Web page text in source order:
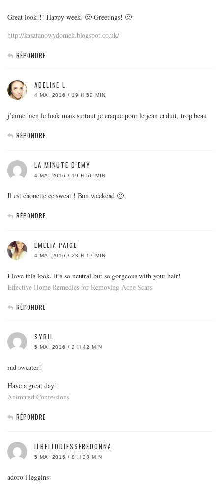
Great look!!! Happy week! 🙂 Greetings! 🙂
http://kasztanowydomek.blogspot.co.uk/
RÉPONDRE
ADELINE L
4 MAI 2016 / 19 H 52 MIN
j’aime bien le look mais surtout je craque pour le jean enduit, trop beau
RÉPONDRE
LA MINUTE D'EMY
4 MAI 2016 / 19 H 56 MIN
Il est chouette ce sweat ! Bon weekend 🙂
RÉPONDRE
EMELIA PAIGE
4 MAI 2016 / 23 H 17 MIN
I love this look. It’s so neutral but so gorgeous with your hair!
Effective Home Remedies for Removing Acne Scars
RÉPONDRE
SYBIL
5 MAI 2016 / 2 H 42 MIN
rad sweater!
Have a great day!
Animated Confessions
RÉPONDRE
ILBELLODIESSEREDONNA
5 MAI 2016 / 8 H 23 MIN
adoro i leggins